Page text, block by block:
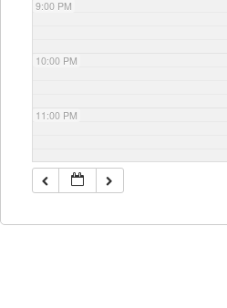
9:00 PM
10:00 PM
11:00 PM